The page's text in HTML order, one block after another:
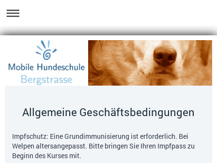
Allgemeine Geschäftsbedingungen
Impfschutz: Eine Grundimmunisierung ist erforderlich. Bei
Welpen altersangepasst. Bitte bringen Sie Ihren Impfpass zu
Beginn des Kurses mit.